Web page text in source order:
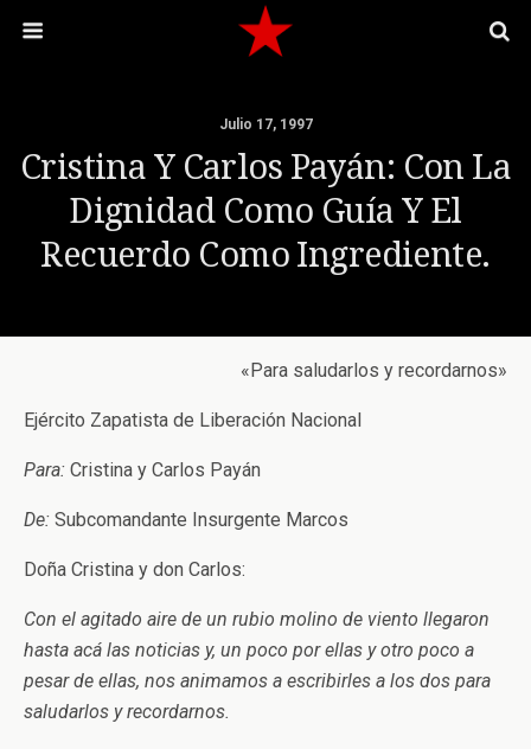
Julio 17, 1997
Cristina Y Carlos Payán: Con La
Dignidad Como Guía Y El
Recuerdo Como Ingrediente.
«Para saludarlos y recordarnos»
Ejército Zapatista de Liberación Nacional
Para: Cristina y Carlos Payán
De: Subcomandante Insurgente Marcos
Doña Cristina y don Carlos:
Con el agitado aire de un rubio molino de viento llegaron
hasta acá las noticias y, un poco por ellas y otro poco a
pesar de ellas, nos animamos a escribirles a los dos para
saludarlos y recordarnos.